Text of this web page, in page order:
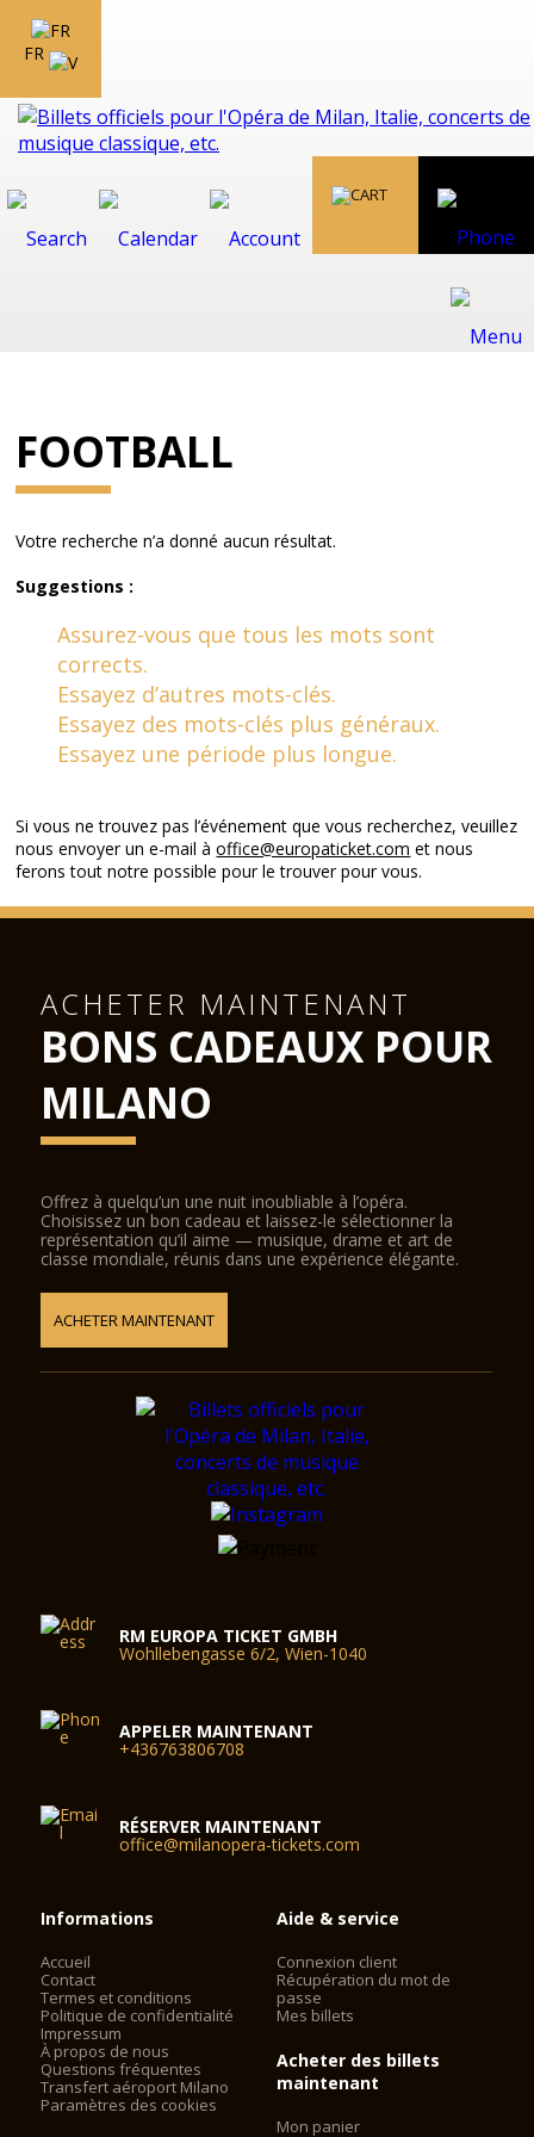
FR
FOOTBALL
Votre recherche n’a donné aucun résultat.
Suggestions :
Assurez-vous que tous les mots sont
corrects.
Essayez d’autres mots-clés.
Essayez des mots-clés plus généraux.
Essayez une période plus longue.
Si vous ne trouvez pas l’événement que vous recherchez, veuillez
nous envoyer un e-mail àoffice@europaticket.com et nous
ferons tout notre possible pour le trouver pour vous.
ACHETER MAINTENANT
BONS CADEAUX POUR
MILANO
Offrez à quelqu’un une nuit inoubliable à l’opéra.
Choisissez un bon cadeau et laissez-le sélectionner la
représentation qu’il aime — musique, drame et art de
classe mondiale, réunis dans une expérience élégante.
ACHETER MAINTENANT
RM EUROPA TICKET GMBH
Wohllebengasse 6/2, Wien-1040
APPELER MAINTENANT
+436763806708
RÉSERVER MAINTENANT
office@milanopera-tickets.com
Informations
Accueil
Contact
Termes et conditions
Politique de confidentialité
Impressum
À propos de nous
Questions fréquentes
Transfert aéroport Milano
Paramètres des cookies
Aide & service
Connexion client
Récupération du mot de
passe
Mes billets
Acheter des billets
maintenant
Mon panier